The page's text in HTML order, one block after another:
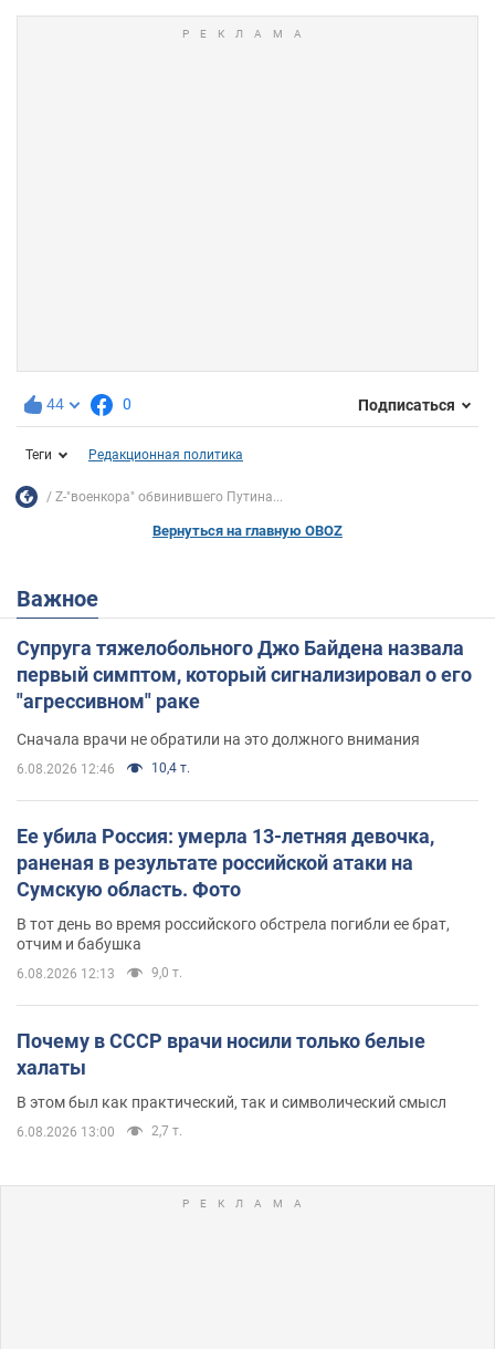
44 0 Подписаться
Теги Редакционная политика
Z-"военкора" обвинившего Путина...
Вернуться на главную OBOZ
Важное
Супруга тяжелобольного Джо Байдена назвала
первый симптом, который сигнализировал о его
"агрессивном" раке
Сначала врачи не обратили на это должного внимания
6.08.2026 12:46 10,4 т.
Ее убила Россия: умерла 13-летняя девочка,
раненая в результате российской атаки на
Сумскую область. Фото
В тот день во время российского обстрела погибли ее брат,
отчим и бабушка
6.08.2026 12:13 9,0 т.
Почему в СССР врачи носили только белые
халаты
В этом был как практический, так и символический смысл
6.08.2026 13:00 2,7 т.